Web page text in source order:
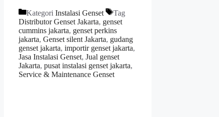
Kategori Instalasi Genset
Tag
Distributor Genset Jakarta, genset
cummins jakarta, genset perkins
jakarta, Genset silent Jakarta, gudang
genset jakarta, importir genset jakarta,
Jasa Instalasi Genset, Jual genset
Jakarta, pusat instalasi genset jakarta,
Service & Maintenance Genset